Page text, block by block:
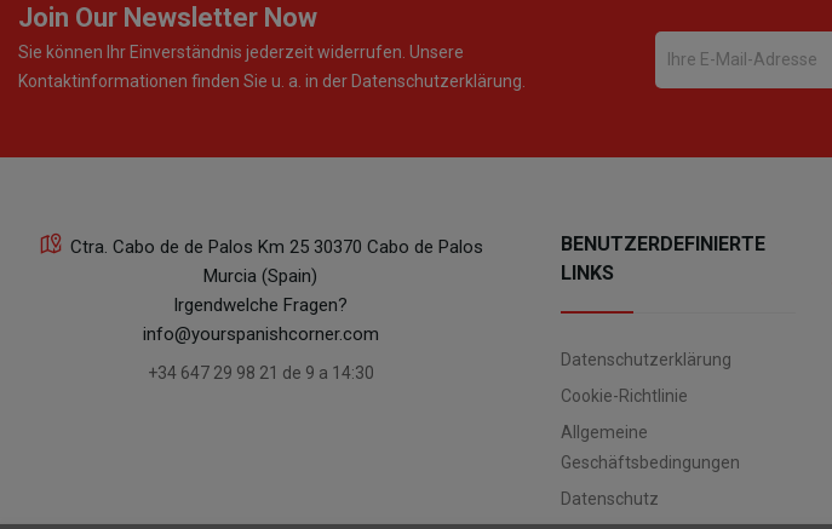
Join Our Newsletter Now
Sie können Ihr Einverständnis jederzeit widerrufen. Unsere
Kontaktinformationen finden Sie u. a. in der Datenschutzerklärung.
Ctra. Cabo de de Palos Km 25 30370 Cabo de Palos
Murcia (Spain)
Irgendwelche Fragen?
info@yourspanishcorner.com
+34 647 29 98 21 de 9 a 14:30
BENUTZERDEFINIERTE
LINKS
Datenschutzerklärung
Cookie-Richtlinie
Allgemeine
Geschäftsbedingungen
Datenschutz